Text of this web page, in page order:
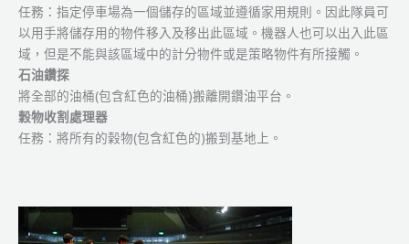
任務：指定停車場為一個儲存的區域並遵循家用規則。因此隊員可
以用手將儲存用的物件移入及移出此區域。機器人也可以出入此區
域，但是不能與該區域中的計分物件或是策略物件有所接觸。
石油鑽探
將全部的油桶(包含紅色的油桶)搬離開鑽油平台。
穀物收割處理器
任務：將所有的榖物(包含紅色的)搬到基地上。